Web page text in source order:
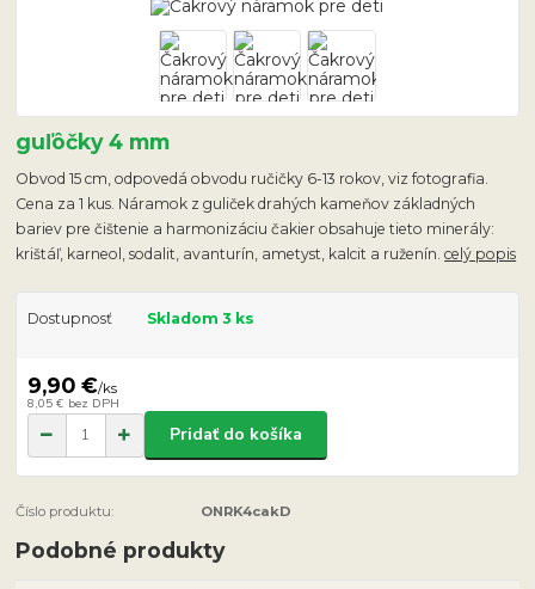
guľôčky 4 mm
Obvod 15 cm, odpovedá obvodu ručičky 6-13 rokov, viz fotografia.
Cena za 1 kus. Náramok z guliček drahých kameňov základných
bariev pre čištenie a harmonizáciu čakier obsahuje tieto minerály:
krištáľ, karneol, sodalit, avanturín, ametyst, kalcit a ruženín.celý popis
Dostupnosť Skladom 3 ks
9,90 €/ks
8,05 € bez DPH
Pridať do košíka
Číslo produktu: ONRK4cakD
Podobné produkty